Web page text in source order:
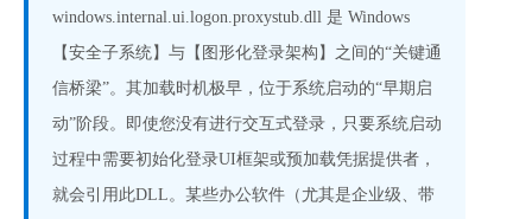
windows.internal.ui.logon.proxystub.dll 是 Windows
【安全子系统】与【图形化登录架构】之间的“关键通
信桥梁”。其加载时机极早，位于系统启动的“早期启
动”阶段。即使您没有进行交互式登录，只要系统启动
过程中需要初始化登录UI框架或预加载凭据提供者，
就会引用此DLL。某些办公软件（尤其是企业级、带